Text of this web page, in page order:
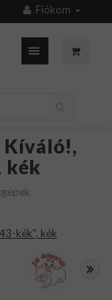
Fiókom
Kíváló!,
kék
kék", kék